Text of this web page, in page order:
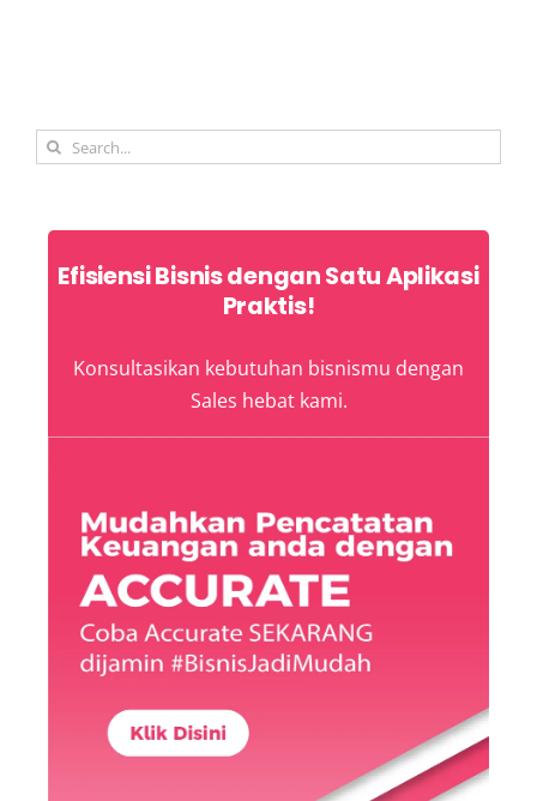
Search
Efisiensi Bisnis dengan Satu Aplikasi
Praktis!
Konsultasikan kebutuhan bisnismu dengan
Sales hebat kami.